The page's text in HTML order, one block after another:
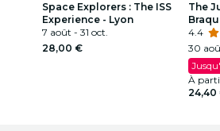
Space Explorers : The ISS
Experience - Lyon
7 août - 31 oct.
28,00 €
The
4.4
30
À
24,40